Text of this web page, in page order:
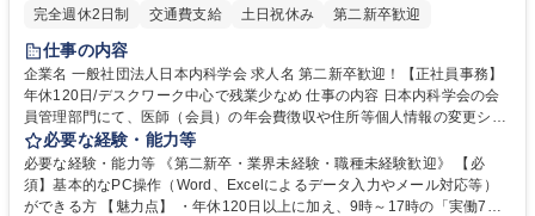
完全週休2日制
交通費支給 土日祝休み 第二新卒歓迎
仕事の内容
企業名 一般社団法人日本内科学会 求人名 第二新卒歓迎！【正社員事務】
年休120日/デスクワーク中心で残業少なめ 仕事の内容 日本内科学会の会
員管理部門にて、医師（会員）の年会費徴収や住所等個人情報の変更シス
テム入力、電話・FAX対応をお任せします。将来的には、各種委員会の運
営事務局業務などにも幅広く携わっていただきます。 【会員管理・データ
入力業務】 ・医師（会員）の住所変更、個人情報のシステム登録・更新
・年会費の徴収管理や入金データの照合確認 【問い合わせ対応】 ・会員
必要な経験・能力等
必要な経験・能力等 《第二新卒・業界未経験・職種未経験歓迎》 【必
須】基本的なPC操作（Word、Excelによるデータ入力やメール対応等）
ができる方 【魅力点】 ・年休120日以上に加え、9時～17時の「実働7時